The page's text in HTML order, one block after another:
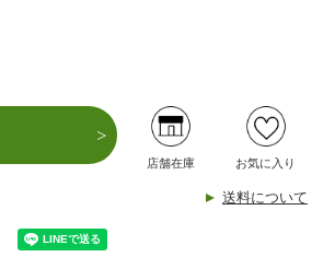
店舗在庫 お気に入り
送料について